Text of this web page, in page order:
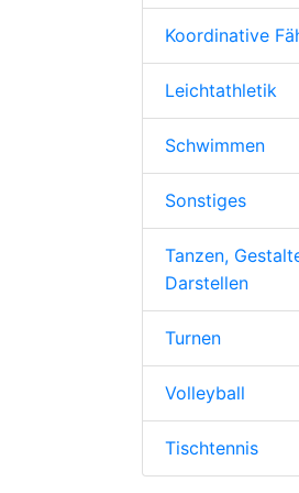
Koordinative
Leichtathletik
Schwimmen
Sonstiges
Tanzen,
Darstellen
Turnen
Volleyball
Tischtennis